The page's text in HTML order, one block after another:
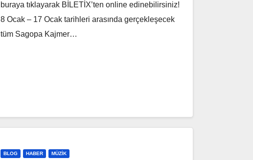
buraya tıklayarak BİLETİX’ten online edinebilirsiniz!
8 Ocak – 17 Ocak tarihleri arasında gerçekleşecek
tüm Sagopa Kajmer…
BLOG HABER MÜZIK